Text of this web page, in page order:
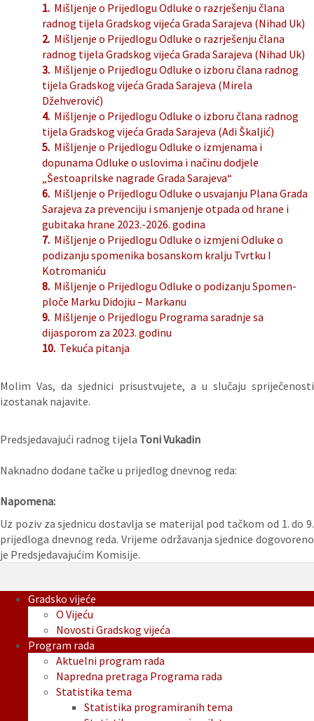
1. Mišljenje o Prijedlogu Odluke o razrješenju člana
radnog tijela Gradskog vijeća Grada Sarajeva (Nihad Uk)
2. Mišljenje o Prijedlogu Odluke o razrješenju člana
radnog tijela Gradskog vijeća Grada Sarajeva (Nihad Uk)
3. Mišljenje o Prijedlogu Odluke o izboru člana radnog
tijela Gradskog vijeća Grada Sarajeva (Mirela
Džehverović)
4. Mišljenje o Prijedlogu Odluke o izboru člana radnog
tijela Gradskog vijeća Grada Sarajeva (Adi Škaljić)
5. Mišljenje o Prijedlogu Odluke o izmjenama i
dopunama Odluke o uslovima i načinu dodjele
„Šestoaprilske nagrade Grada Sarajeva“
6. Mišljenje o Prijedlogu Odluke o usvajanju Plana Grada
Sarajeva za prevenciju i smanjenje otpada od hrane i
gubitaka hrane 2023.-2026. godina
7. Mišljenje o Prijedlogu Odluke o izmjeni Odluke o
podizanju spomenika bosanskom kralju Tvrtku I
Kotromaniću
8. Mišljenje o Prijedlogu Odluke o podizanju Spomen-
ploče Marku Didojiu – Markanu
9. Mišljenje o Prijedlogu Programa saradnje sa
dijasporom za 2023. godinu
10. Tekuća pitanja
Molim Vas, da sjednici prisustvujete, a u slučaju spriječenosti
izostanak najavite.
Predsjedavajući radnog tijela Toni Vukadin
Naknadno dodane tačke u prijedlog dnevnog reda:
Napomena:
Uz poziv za sjednicu dostavlja se materijal pod tačkom od 1. do 9.
prijedloga dnevnog reda. Vrijeme održavanja sjednice dogovoreno
je Predsjedavajućim Komisije.
Gradsko vijeće
O Vijeću
Novosti Gradskog vijeća
Program rada
Aktuelni program rada
Napredna pretraga Programa rada
Statistika tema
Statistika programiranih tema